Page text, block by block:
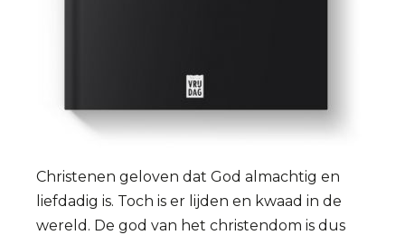
Christenen geloven dat God almachtig en
liefdadig is. Toch is er lijden en kwaad in de
wereld. De god van het christendom is dus